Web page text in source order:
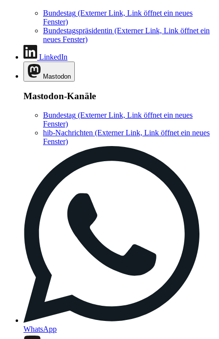
Bundestag (Externer Link, Link öffnet ein neues
Fenster)
Bundestagspräsidentin (Externer Link, Link öffnet ein
neues Fenster)
LinkedIn
Mastodon
Mastodon-Kanäle
Bundestag (Externer Link, Link öffnet ein neues
Fenster)
hib-Nachrichten (Externer Link, Link öffnet ein neues
Fenster)
WhatsApp